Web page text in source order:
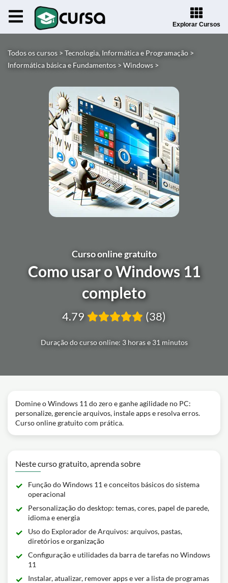
Explorar Cursos
Todos os cursos > Tecnologia, Informática e Programação >
Informática básica e Fundamentos > Windows >
Curso online gratuito
Como usar o Windows 11
completo
Duração do curso online: 3 horas e 31 minutos
4.79 (38)
Domine o Windows 11 do zero e ganhe agilidade no PC:
personalize, gerencie arquivos, instale apps e resolva erros.
Curso online gratuito com prática.
Neste curso gratuito, aprenda sobre
Função do Windows 11 e conceitos básicos do sistema
operacional
Personalização do desktop: temas, cores, papel de parede,
idioma e energia
Uso do Explorador de Arquivos: arquivos, pastas,
diretórios e organização
Configuração e utilidades da barra de tarefas no Windows
11
Instalar, atualizar, remover apps e ver a lista de programas